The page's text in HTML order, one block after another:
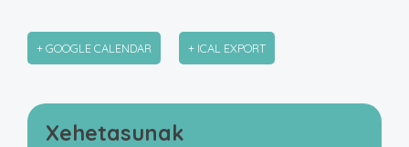
+ GOOGLE CALENDAR + ICAL EXPORT
Xehetasunak